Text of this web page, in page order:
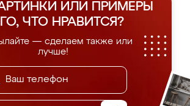
ИЛИ ПРИМЕРЫ
ЧТО НРАВИТСЯ?
— сделаем также или
лучше!